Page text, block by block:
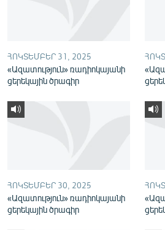
ՀԵՏԵՎԵՔ ՄԵԶ
ՀՈԿՏԵՄԲԵՐ 31, 2025
«Ազատություն» ռադիոկայանի
ցերեկային ծրագիր
ՀՈԿՏԵՄԲԵՐ 30, 2025
«Ազատություն» ռադիոկայանի
ցերեկային ծրագիր